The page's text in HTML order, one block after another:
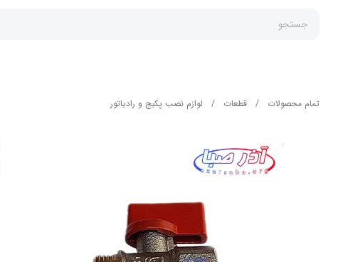
جستجو
تمام محصولات / قطعات / لوازم نصب پکیج و رادیاتور